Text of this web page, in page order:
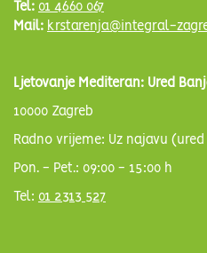
Tel: 01 4660 067
Mail: krstarenja@integral-
Ljetovanje Mediteran: Ured
10000 Zagreb
Radno vrijeme: Uz najavu
Pon. - Pet.: 09:00 - 15:00 h
Tel: 01 2313 527